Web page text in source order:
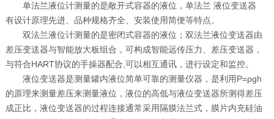
单法兰液位计测量的是敞开式容器的液位，单法兰 液位变送器
有设计原理先进、品种规格齐全、安装使用简便等特点。
双法兰液位计测量的是密闭式容器的液位；双法兰液位变送器由
差压变送器与智能放大板组合，可构成智能远传压力、差压变送器，
与符合HART协议的手操器配合,可以相互通讯，进行设定和监控。
液位变送器是测量罐内液位简单可靠的测量仪器，是利用P=ρgh
的原理来测量差压来测量液位，液位的高低与液位变送器所测得差压
成正比，液位变送器的过程连接通常采用隔膜法兰式，膜片内充硅油